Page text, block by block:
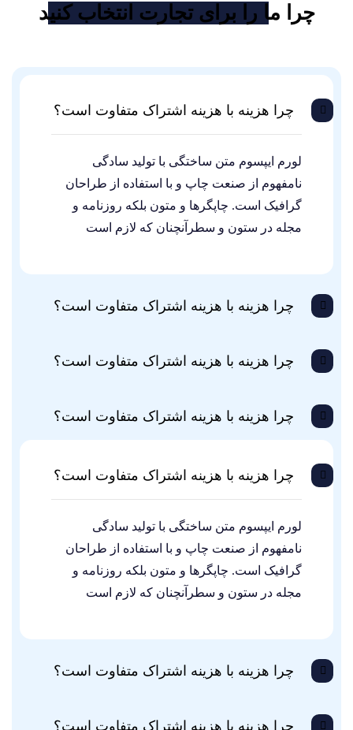
چرا ما را برای تجارت انتخاب کنید
چرا هزینه با هزینه اشتراک متفاوت است؟
لورم ایپسوم متن ساختگی با تولید سادگی
نامفهوم از صنعت چاپ و با استفاده از طراحان
گرافیک است. چاپگرها و متون بلکه روزنامه و
مجله در ستون و سطرآنچنان که لازم است
چرا هزینه با هزینه اشتراک متفاوت است؟
چرا هزینه با هزینه اشتراک متفاوت است؟
چرا هزینه با هزینه اشتراک متفاوت است؟
چرا هزینه با هزینه اشتراک متفاوت است؟
لورم ایپسوم متن ساختگی با تولید سادگی
نامفهوم از صنعت چاپ و با استفاده از طراحان
گرافیک است. چاپگرها و متون بلکه روزنامه و
مجله در ستون و سطرآنچنان که لازم است
چرا هزینه با هزینه اشتراک متفاوت است؟
چرا هزینه با هزینه اشتراک متفاوت است؟